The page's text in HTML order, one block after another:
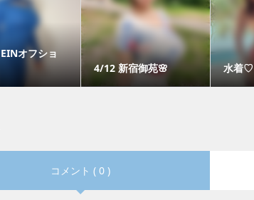
オフショ
4/12 新宿御苑🌸 水着♡
コメント ( 0 )